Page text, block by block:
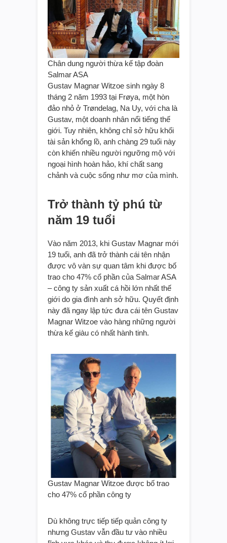
Chân dung người thừa kế tập đoàn
Salmar ASA
Gustav Magnar Witzoe sinh ngày 8
tháng 2 năm 1993 tại Frøya, một hòn
đảo nhỏ ở Trøndelag, Na Uy, với cha là
Gustav, một doanh nhân nổi tiếng thế
giới. Tuy nhiên, không chỉ sở hữu khối
tài sản khổng lồ, anh chàng 29 tuổi này
còn khiến nhiều người ngưỡng mộ với
ngoại hình hoàn hảo, khí chất sang
chảnh và cuộc sống như mơ của mình.
Trở thành tỷ phú từ
năm 19 tuổi
Vào năm 2013, khi Gustav Magnar mới
19 tuổi, anh đã trở thành cái tên nhận
được vô vàn sự quan tâm khi được bố
trao cho 47% cổ phần của Salmar ASA
– công ty sản xuất cá hồi lớn nhất thế
giới do gia đình anh sở hữu. Quyết định
này đã ngay lập tức đưa cái tên Gustav
Magnar Witzoe vào hàng những người
thừa kế giàu có nhất hành tinh.
Gustav Magnar Witzoe được bố trao
cho 47% cổ phần công ty
Dù không trực tiếp tiếp quản công ty
nhưng Gustav vẫn đầu tư vào nhiều